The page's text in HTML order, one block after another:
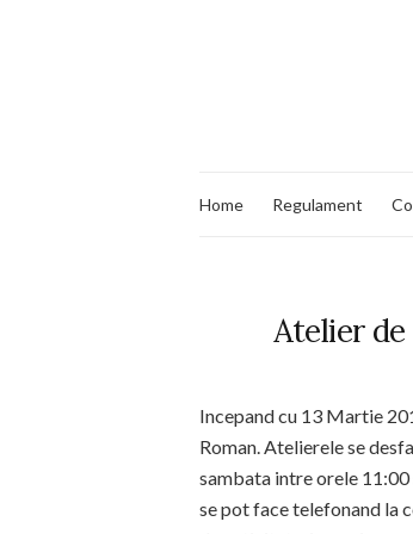
Home Regulament
Atelier de
Incepand cu 13 Martie
Roman. Atelierele se
sambata intre orele 11:00
se pot face telefonand la